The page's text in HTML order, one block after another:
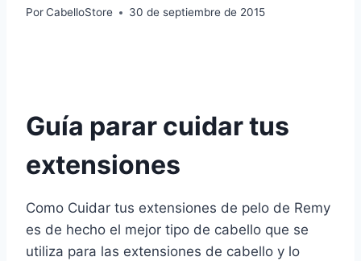
PorCabelloStore 30 de septiembre de 2015
Guía parar cuidar tus
extensiones
Como Cuidar tus extensiones de pelo de Remy
es de hecho el mejor tipo de cabello que se
utiliza para las extensiones de cabello y lo